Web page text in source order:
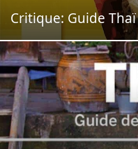
Critique: Guide Thaï